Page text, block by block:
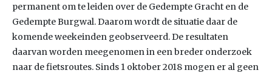
permanent om te leiden over de Gedempte Gracht en de
Gedempte Burgwal. Daarom wordt de situatie daar de
komende weekeinden geobserveerd. De resultaten
daarvan worden meegenomen in een breder onderzoek
naar de fietsroutes. Sinds 1 oktober 2018 mogen er al geen